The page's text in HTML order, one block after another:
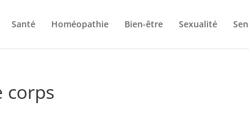
Santé Homéopathie Bien-être Sexualité
corps